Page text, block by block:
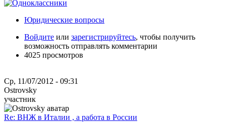
Юридические вопросы
Войдите или зарегистрируйтесь, чтобы получить
возможность отправлять комментарии
4025 просмотров
Ср, 11/07/2012 - 09:31
Ostrovsky
участник
Re: ВНЖ в Италии , а работа в России